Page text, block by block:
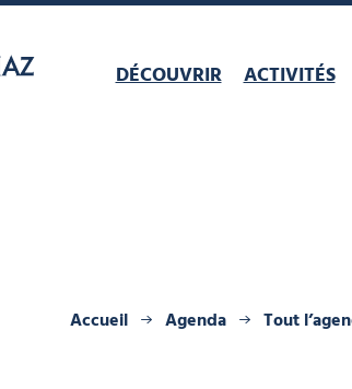
DÉCOUVRIR ACTIVITÉS
Accueil Agenda Tout